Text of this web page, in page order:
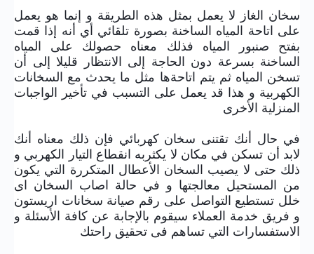
سخان الغاز لا يعمل بمثل هذه الطريقة و إنما هو يعمل
على اتاحة المياه الساخنة بصورة تلقائي أي أنه إذا قمت
بفتح صنبور المياه فذلك معناه حصولك على المياه
الساخنة بسرعة دون الحاجة إلى الانتظار قليلا إلى أن
تسخن المياه ثم يتم اتاحةها مثل ما يحدث مع السخانات
الكهربية و هذا قد يعمل على التسبب في تأخير الواجبات
المنزلية الأخرى
في حال أنك تقتنى سخان كهربائي فإن ذلك معناه أنك
لابد أن تسكن في مكان لا يكثربه انقطاع التيار الكهربي و
ذلك حتى لا يصيب السخان الأعطال المتكررة التي يكون
من المستحيل معالجتها و في حالة اصاب السخان اى
خلل تستطيع التواصل على رقم صيانة سخانات اريستون
و فريق خدمة العملاء سيقوم بالإجابة عن كافة الأسئلة و
الاستفسارات التي تساهم فى تحقيق راحتك